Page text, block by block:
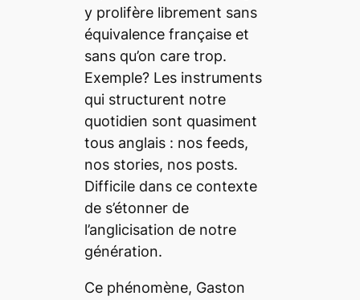
y prolifère librement sans
équivalence française et
sans qu’on caretrop.
Exemple? Les instruments
qui structurent notre
quotidien sont quasiment
tous anglais : nos feeds,
nos stories, nos posts.
Difficile dans ce contexte
de s’étonner de
l’anglicisation de notre
génération.
Ce phénomène, Gaston